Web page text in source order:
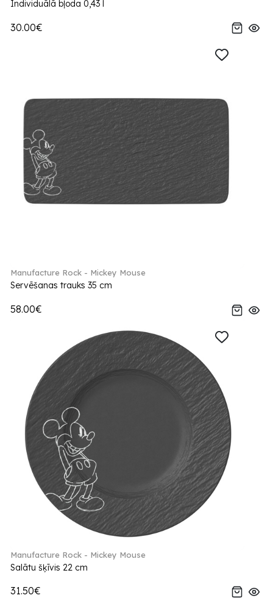
Individuālā bļoda 0,43 l
30.00€
Manufacture Rock - Mickey Mouse
Servēšanas trauks 35 cm
58.00€
Manufacture Rock - Mickey Mouse
Salātu šķīvis 22 cm
31.50€